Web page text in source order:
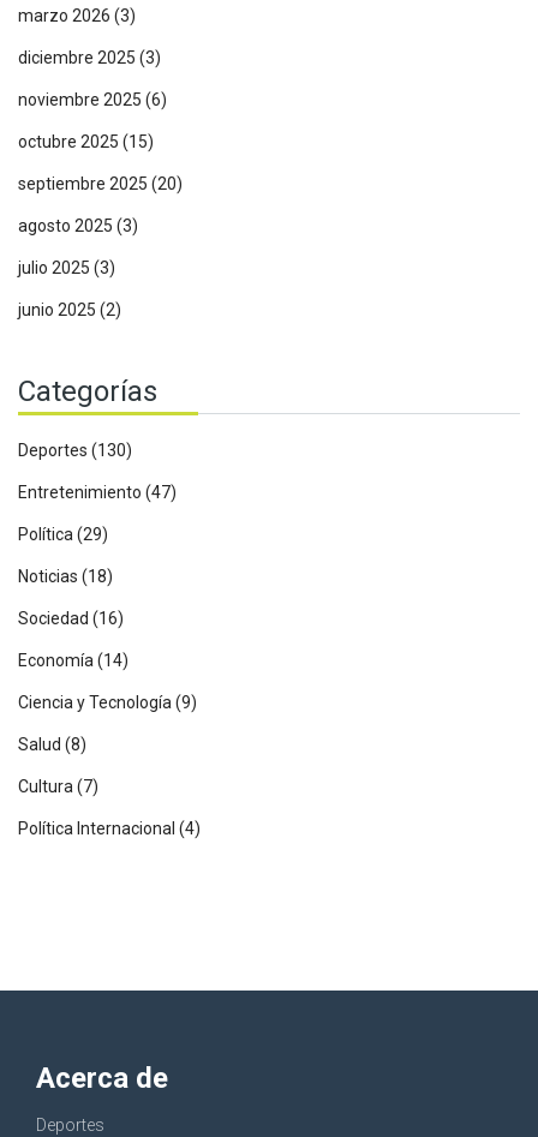
marzo 2026 (3)
diciembre 2025 (3)
noviembre 2025 (6)
octubre 2025 (15)
septiembre 2025 (20)
agosto 2025 (3)
julio 2025 (3)
junio 2025 (2)
Categorías
Deportes (130)
Entretenimiento (47)
Política (29)
Noticias (18)
Sociedad (16)
Economía (14)
Ciencia y Tecnología (9)
Salud (8)
Cultura (7)
Política Internacional (4)
Acerca de
Deportes